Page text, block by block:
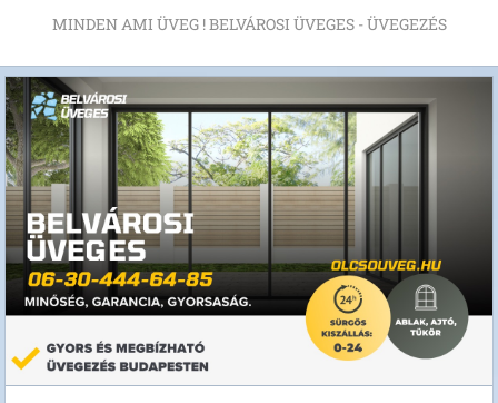
MINDEN AMI ÜVEG ! BELVÁROSI ÜVEGES - ÜVEGEZÉS